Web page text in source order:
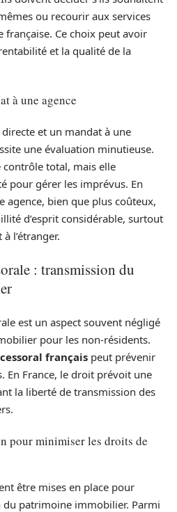
ou recourir aux services
française. Ce choix peut avoir
et la qualité de la
à une agence
et un mandat à une
une évaluation minutieuse.
total, mais elle
pour gérer les imprévus. En
agence, bien que plus coûteux,
d’esprit considérable, surtout
l’étranger.
: transmission du
est un aspect souvent négligé
pour les non-résidents.
français peut prévenir
En France, le droit prévoit une
la liberté de transmission des
pour minimiser les droits de
être mises en place pour
patrimoine immobilier. Parmi